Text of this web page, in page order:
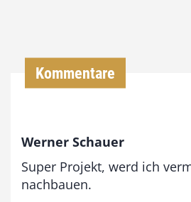
s
Kommentare
Werner Schauer
Super Projekt, werd ich
nachbauen.